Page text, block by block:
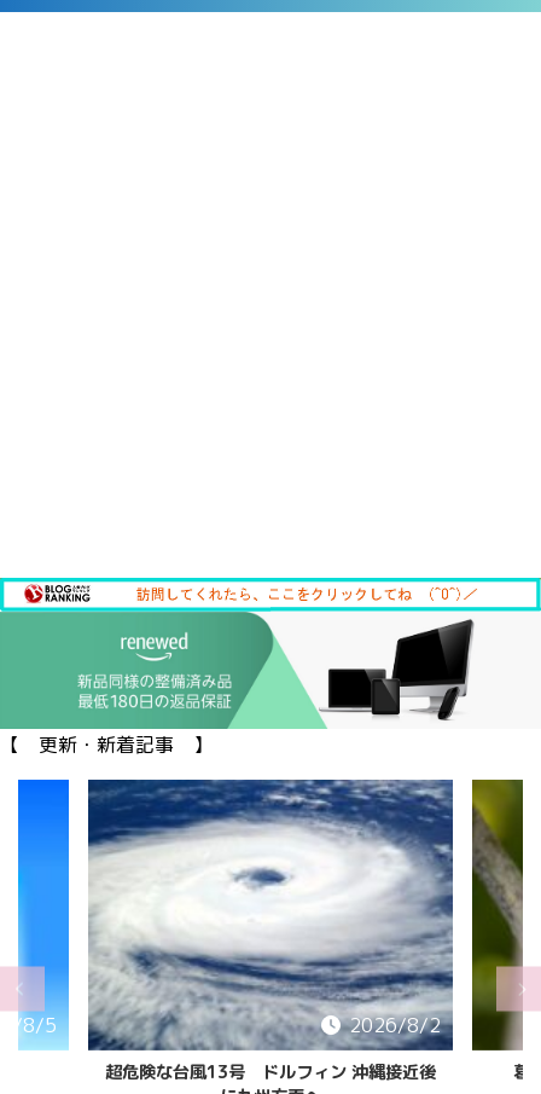
【 更新・新着記事 】
8/5 2026/8/2
超危険な台風13号 ドルフィン 沖縄接近後
葛